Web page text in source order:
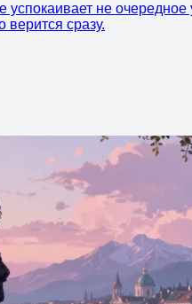
не
верится сразу.